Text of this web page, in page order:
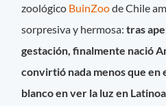
zoológico BuinZoode Chile
sorpresiva y hermosa: tras
gestación, finalmente nació
convirtió nada menos que
blanco en ver la luz en